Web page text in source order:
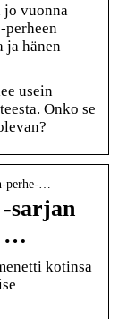
jo vuonna
ja hänen
usein
Onko se
perhe-…
sarjan
…
kotinsa